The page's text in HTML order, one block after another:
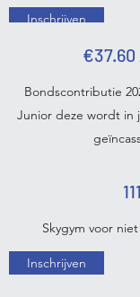
Inschrijven
Bondscontributie
Junior deze wordt in
Skygym voor
Inschrijven